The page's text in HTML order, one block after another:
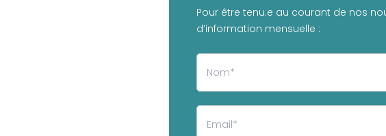
Pour être tenu.e au courant de nos
d’information mensuelle :